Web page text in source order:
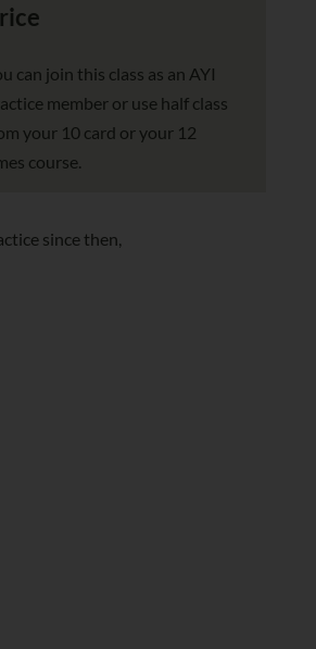
can join this class as an AYI
member or use half class
your 10 card or your 12
course.
since then,